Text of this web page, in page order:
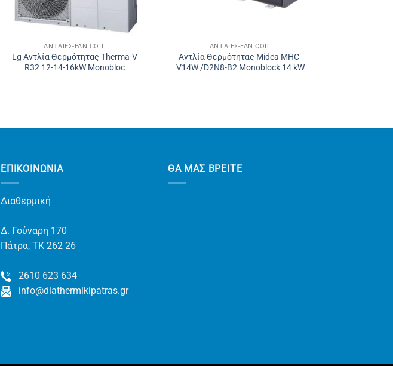
ΑΝΤΛΊΕΣ-FAN COIL
Lg Αντλία Θερμότητας Therma-V
R32 12-14-16kW Monobloc
ΑΝΤΛΊΕΣ-FAN COIL
Αντλία Θερμότητας Midea MHC-
V14W /D2N8-B2 Monoblock 14 kW
ΕΠΙΚΟΙΝΩΝΊΑ
Διαθερμική
Δ. Γούναρη 170
Πάτρα, TK 262 26
2610 623 634
info@diathermikipatras.gr
ΘΑ ΜΑΣ ΒΡΕΙΤΕ